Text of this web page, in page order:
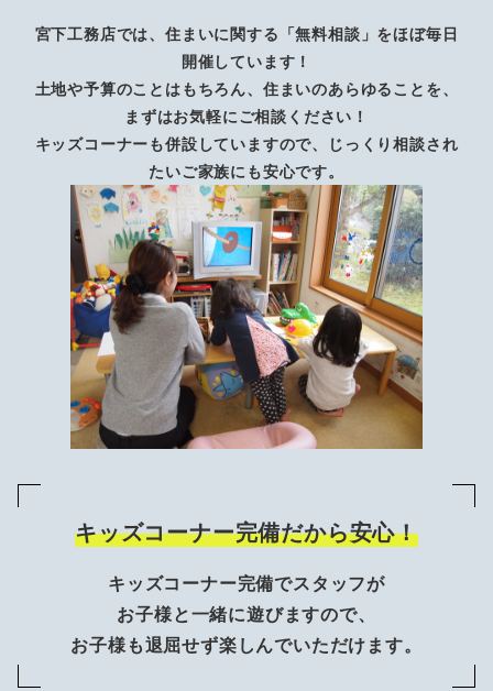
宮下工務店では、住まいに関する「無料相談」をほぼ毎日
開催しています！
土地や予算のことはもちろん、住まいのあらゆることを、
まずはお気軽にご相談ください！
キッズコーナーも併設していますので、じっくり相談され
たいご家族にも安心です。
キッズコーナー完備だから安心！
キッズコーナー完備でスタッフが
お子様と一緒に遊びますので、
お子様も退屈せず楽しんでいただけます。